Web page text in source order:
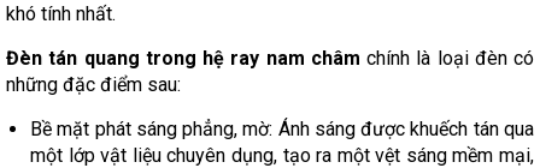
khó tính nhất.
Đèn tán quang trong hệ ray nam châm chính là loại đèn có
những đặc điểm sau:
Bề mặt phát sáng phẳng, mờ: Ánh sáng được khuếch tán qua
một lớp vật liệu chuyên dụng, tạo ra một vệt sáng mềm mại,